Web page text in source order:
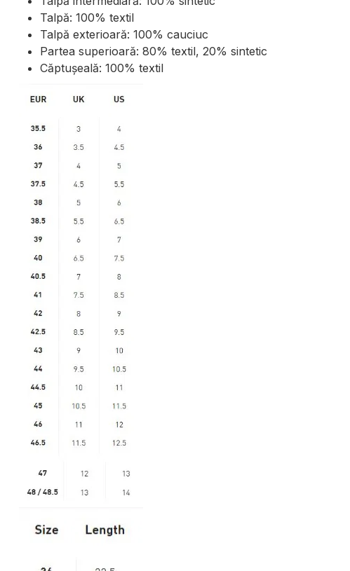
Talpă: 100% textil
Talpă exterioară: 100% cauciuc
Partea superioară: 80% textil, 20% sintetic
Căptușeală: 100% textil